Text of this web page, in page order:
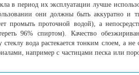
в период их эксплуатации лучше
они должны быть аккуратно
промыть проточной водой), а
96% спиртом). Качество
вода растекается тонким слоем, а
например с частицами песка или